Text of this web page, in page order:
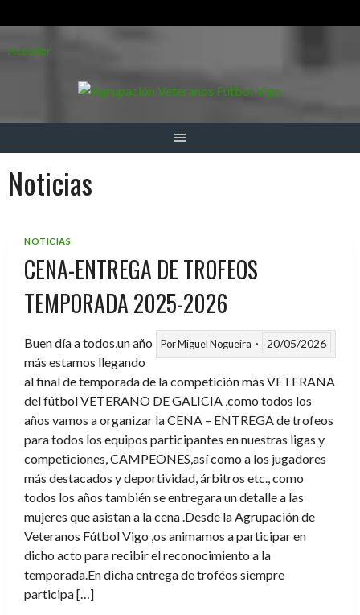
alAcceder
Noticias
NOTICIAS
CENA-ENTREGA DE TROFEOS
TEMPORADA 2025-2026
PorMiguel Nogueira 20/05/2026
Buen día a todos,un año
más estamos llegando
al final de temporada de la competición más VETERANA
del fútbol VETERANO DE GALICIA ,como todos los
años vamos a organizar la CENA – ENTREGA de trofeos
para todos los equipos participantes en nuestras ligas y
competiciones, CAMPEONES,así como a los jugadores
más destacados y deportividad, árbitros etc., como
todos los años también se entregara un detalle a las
mujeres que asistan a la cena .Desde la Agrupación de
Veteranos Fútbol Vigo ,os animamos a participar en
dicho acto para recibir el reconocimiento a la
temporada.En dicha entrega de troféos siempre
participa […]